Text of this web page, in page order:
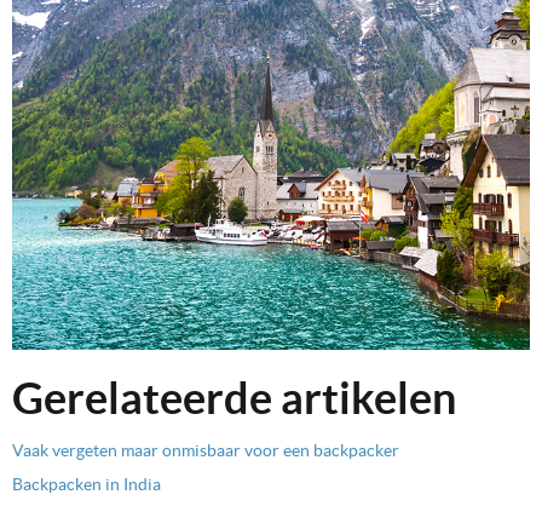
Gerelateerde artikelen
Vaak vergeten maar onmisbaar voor een backpacker
Backpacken in India